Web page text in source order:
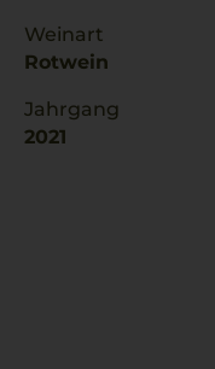
Weinart
Rotwein
Jahrgang
2021